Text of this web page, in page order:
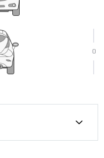
0